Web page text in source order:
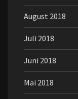
August 2018
Juli 2018
Juni 2018
Mai 2018